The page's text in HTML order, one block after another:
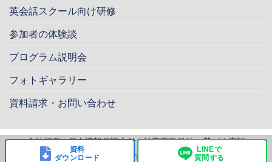
資料
ダウンロード
LINEで
質問する
英会話スクール向け研修
参加者の体験談
プログラム説明会
フォトギャラリー
資料請求・お問い合わせ
会社概要|個人情報保護方針|特定商取引法に基づく表記
Copyright 2026 ©SKYUS Corporation All rights reserved.